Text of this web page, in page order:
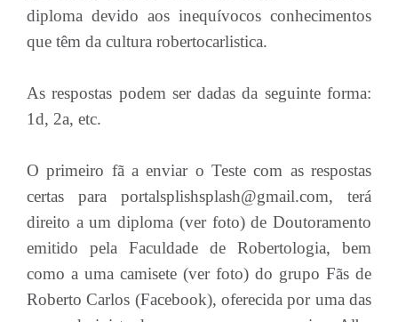
diploma devido aos inequívocos conhecimentos
que têm da cultura robertocarlistica.
As respostas podem ser dadas da seguinte forma:
1d, 2a, etc.
O primeiro fã a enviar o Teste com as respostas
certas para portalsplishsplash@gmail.com, terá
direito a um diploma (ver foto) de Doutoramento
emitido pela Faculdade de Robertologia, bem
como a uma camisete (ver foto) do grupo Fãs de
Roberto Carlos (Facebook), oferecida por uma das